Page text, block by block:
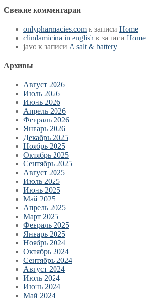
Свежие комментарии
onlypharmacies.com к записи Home
clindamicina in english к записи Home
javo к записи A salt & battery
Архивы
Август 2026
Июль 2026
Июнь 2026
Апрель 2026
Февраль 2026
Январь 2026
Декабрь 2025
Ноябрь 2025
Октябрь 2025
Сентябрь 2025
Август 2025
Июль 2025
Июнь 2025
Май 2025
Апрель 2025
Март 2025
Февраль 2025
Январь 2025
Ноябрь 2024
Октябрь 2024
Сентябрь 2024
Август 2024
Июль 2024
Июнь 2024
Май 2024